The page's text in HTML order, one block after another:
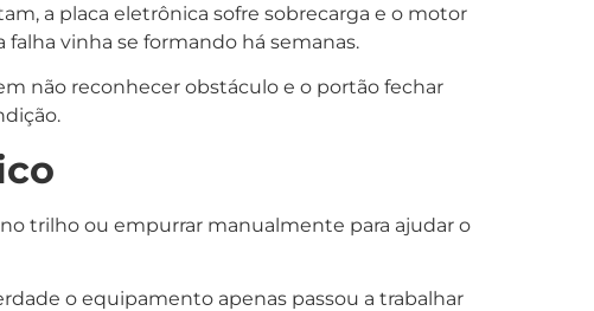
a placa eletrônica sofre sobrecarga e o motor
vinha se formando há semanas.
não reconhecer obstáculo e o portão fechar
trilho ou empurrar manualmente para ajudar o
o equipamento apenas passou a trabalhar